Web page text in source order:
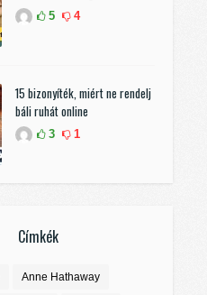
5 4
15 bizonyíték, miért ne rendelj
báli ruhát online
3 1
Címkék
Anne Hathaway